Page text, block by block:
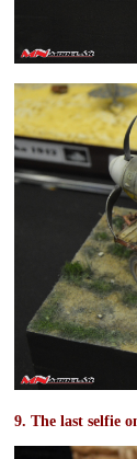
9. The last selfie